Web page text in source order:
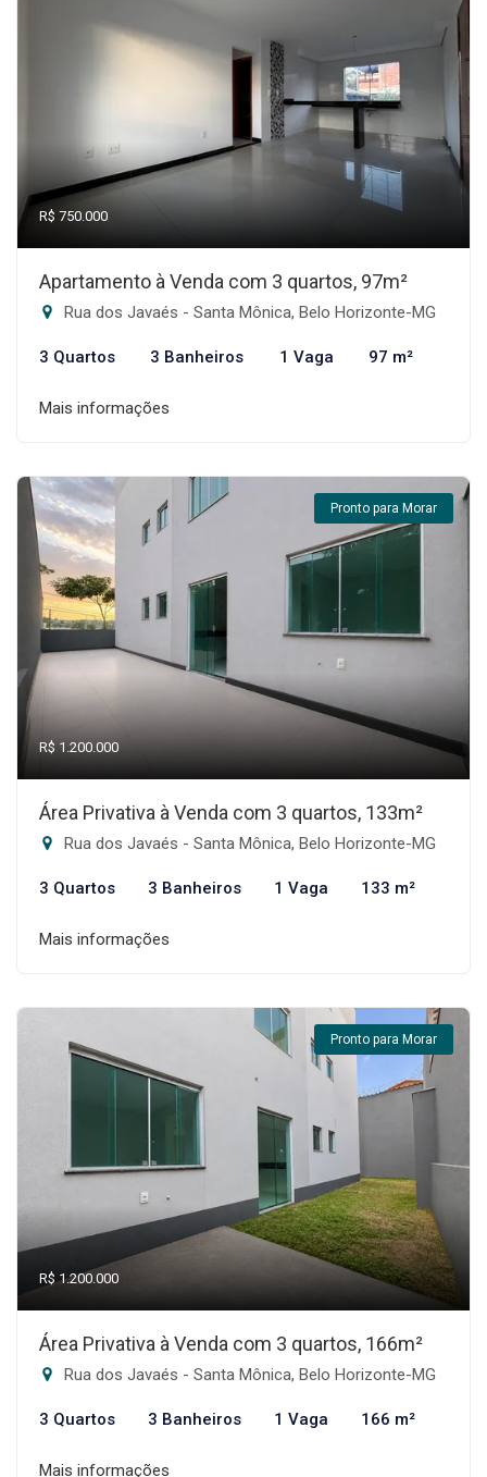
R$ 750.000
Apartamento à Venda com 3 quartos, 97m²
Rua dos Javaés - Santa Mônica, Belo Horizonte-MG
3 Quartos 3 Banheiros 1 Vaga 97 m²
Mais informações
Pronto para Morar
R$ 1.200.000
Área Privativa à Venda com 3 quartos, 133m²
Rua dos Javaés - Santa Mônica, Belo Horizonte-MG
3 Quartos 3 Banheiros 1 Vaga 133 m²
Mais informações
Pronto para Morar
R$ 1.200.000
Área Privativa à Venda com 3 quartos, 166m²
Rua dos Javaés - Santa Mônica, Belo Horizonte-MG
3 Quartos 3 Banheiros 1 Vaga 166 m²
Mais informações